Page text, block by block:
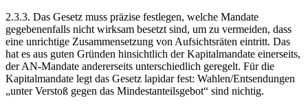
2.3.3. Das Gesetz muss präzise festlegen, welche Mandate
gegebenenfalls nicht wirksam besetzt sind, um zu vermeiden, dass
eine unrichtige Zusammensetzung von Aufsichtsräten eintritt. Das
hat es aus guten Gründen hinsichtlich der Kapitalmandate einerseits,
der AN-Mandate andererseits unterschiedlich geregelt. Für die
Kapitalmandate legt das Gesetz lapidar fest: Wahlen/Entsendungen
„unter Verstoß gegen das Mindestanteilsgebot“ sind nichtig.